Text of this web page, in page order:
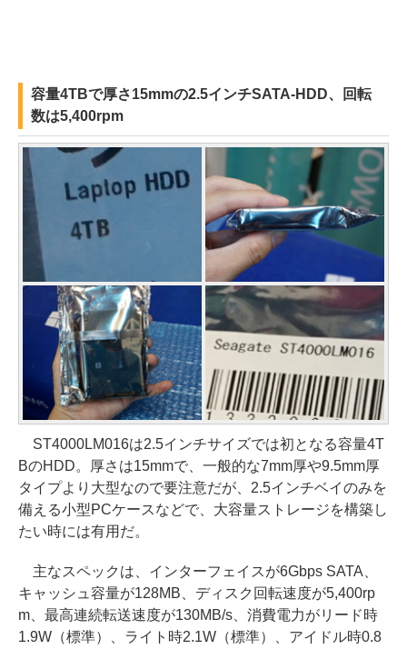
容量4TBで厚さ15mmの2.5インチSATA-HDD、回転
数は5,400rpm
ST4000LM016は2.5インチサイズでは初となる容量4T
BのHDD。厚さは15mmで、一般的な7mm厚や9.5mm厚
タイプより大型なので要注意だが、2.5インチベイのみを
備える小型PCケースなどで、大容量ストレージを構築し
たい時には有用だ。
主なスペックは、インターフェイスが6Gbps SATA、
キャッシュ容量が128MB、ディスク回転速度が5,400rp
m、最高連続転送速度が130MB/s、消費電力がリード時
1.9W（標準）、ライト時2.1W（標準）、アイドル時0.8